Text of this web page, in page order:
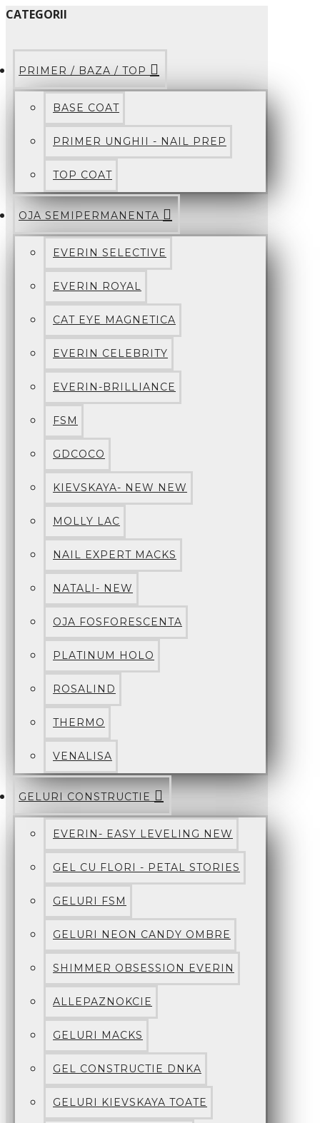
CATEGORII
PRIMER / BAZA / TOP
BASE COAT
PRIMER UNGHII - NAIL PREP
TOP COAT
OJA SEMIPERMANENTA
EVERIN SELECTIVE
EVERIN ROYAL
CAT EYE MAGNETICA
EVERIN CELEBRITY
EVERIN-BRILLIANCE
FSM
GDCOCO
KIEVSKAYA- NEW NEW
MOLLY LAC
NAIL EXPERT MACKS
NATALI- NEW
OJA FOSFORESCENTA
PLATINUM HOLO
ROSALIND
THERMO
VENALISA
GELURI CONSTRUCTIE
EVERIN- EASY LEVELING NEW
GEL CU FLORI - PETAL STORIES
GELURI FSM
GELURI NEON CANDY OMBRE
SHIMMER OBSESSION EVERIN
ALLEPAZNOKCIE
GELURI MACKS
GEL CONSTRUCTIE DNKA
GELURI KIEVSKAYA TOATE